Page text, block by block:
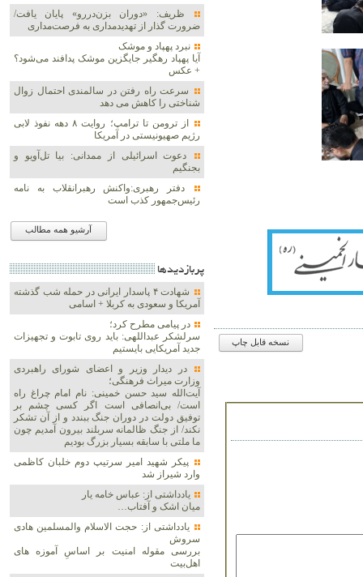
نسخه قابل چاپ
ظریف: «دوران بزن‌دررو» پایان یافت/
ضرورت گذار از تهدیدمداری به فرصت‌مداری
نبرد پهپاد و موشک‌
آیا پهپاد رهگیر جایگزین موشک‌ پدافند می‌شود؟
+ عکس
سرعت راه رفتن در سالمندی احتمال زوال
شناختی را کاهش می دهد
از ترومن تا ترامپ؛ روایت ۸ دهه نفوذ لابی
رژیم صهیونیستی در آمریکا
دعوت اسرائیلی از ممدانی: بیا تل‌آویو و
بجنگیم
دفتر رهبری:واکنش رهبرانقلاب به نامه
رئیس‌جمهور کذب است
آرشیو همه مطالب
پربازديدها
شهادت ۴ پاسدار ایرانی در حمله شب گذشته
آمریکا و سعودی به کربلا + اسامی
در پیامی مطرح کرد؛
سرلشکر عبداللهی: باید روی تابوت و تجهیزات
جدید آمریکایی بایستیم
در دیدار وزیر و اعضای شورای راهبردی
وزارت‌ میراث فرهنگی؛
آیت‌الله سید حسن خمینی: نام امام چراغ راه
است/ بی‌انصافی است‌ اگر کسی چشم بر
توفیق دولت‌ در دوران جنگ ببندد و از آن تشکر
نکند/ از جنگ ظالمانه سربلند بیرون آمدیم چون
ما ملتی با سابقه بسیار بزرگ بودیم
پیکر شهید امیر سرتیپ دوم خلبان کاظمی
وارد شیراز شد
یادداشتی از: عباس خامه یار
میان اشک و آفتاب…
یادداشتی از: حجت الاسلام والمسلمین هادی
سروش
بررسی مقوله امنیت بر اساسِ آموزه های
اهل‌بیت